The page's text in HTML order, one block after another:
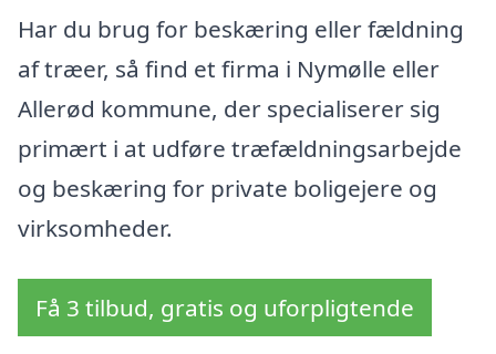
Har du brug for beskæring eller fældning
af træer, så find et firma i Nymølle eller
Allerød kommune, der specialiserer sig
primært i at udføre træfældningsarbejde
og beskæring for private boligejere og
virksomheder.
Få 3 tilbud, gratis og uforpligtende